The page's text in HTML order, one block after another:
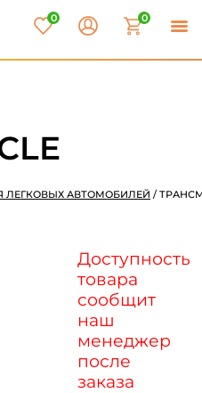
0 0
ЛЕГКОВЫХ АВТОМОБИЛЕЙ /
Доступность
товара
сообщит
наш
менеджер
после
заказа